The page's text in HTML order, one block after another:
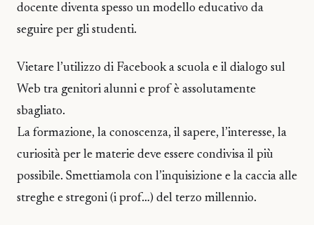
docente diventa spesso un modello educativo da
seguire per gli studenti.
Vietare l’utilizzo di Facebook a scuola e il dialogo sul
Web tra genitori alunni e prof è assolutamente
sbagliato.
La formazione, la conoscenza, il sapere, l’interesse, la
curiosità per le materie deve essere condivisa il più
possibile. Smettiamola con l’inquisizione e la caccia alle
streghe e stregoni (i prof…) del terzo millennio.